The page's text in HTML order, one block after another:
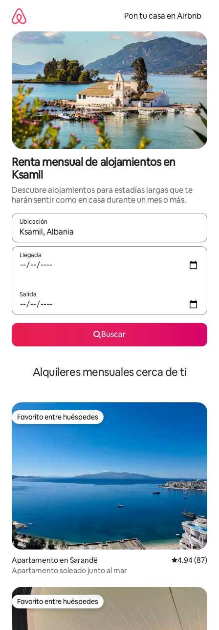
contenido
Pon tu casa en Airbnb
Renta mensual de alojamientos en
Ksamil
Descubre alojamientos para estadías largas que te
harán sentir como en casa durante un mes o más.
Ubicación
Cuando los resultados estén disponibles, navega con las
Llegada
Salida
Buscar
Alquileres mensuales cerca de ti
Favorito entre huéspedes
Favorito entre huéspedes
Apartamento en Sarandë Calificación
4.94 (87)
Apartamento soleado junto al mar
Favorito entre huéspedes
Favorito entre huéspedes